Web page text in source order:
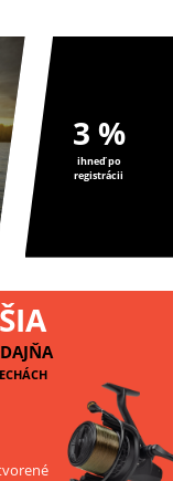
3 %
ihneď po
registrácii